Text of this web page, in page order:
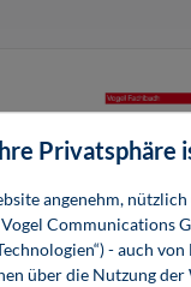
Privatsphäre
angenehm,
Communications
- auch
über die Nutzung der